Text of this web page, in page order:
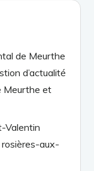
de Meurthe
d’actualité
Meurthe et
Valentin
rosières-aux-